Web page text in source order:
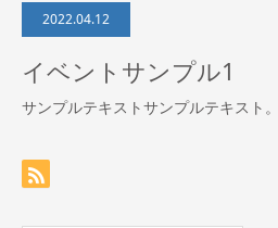
2022.04.12
イベントサンプル1
サンプルテキストサンプルテキスト。